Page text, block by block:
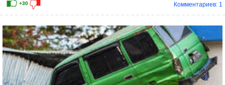
+6
Комментариев: 1